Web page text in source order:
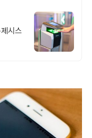
시스